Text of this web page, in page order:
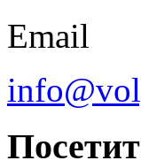
Email